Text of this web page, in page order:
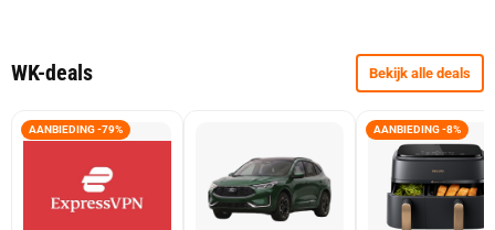
WK-deals Bekijk alle deals
AANBIEDING -79% AANBIEDING -8%